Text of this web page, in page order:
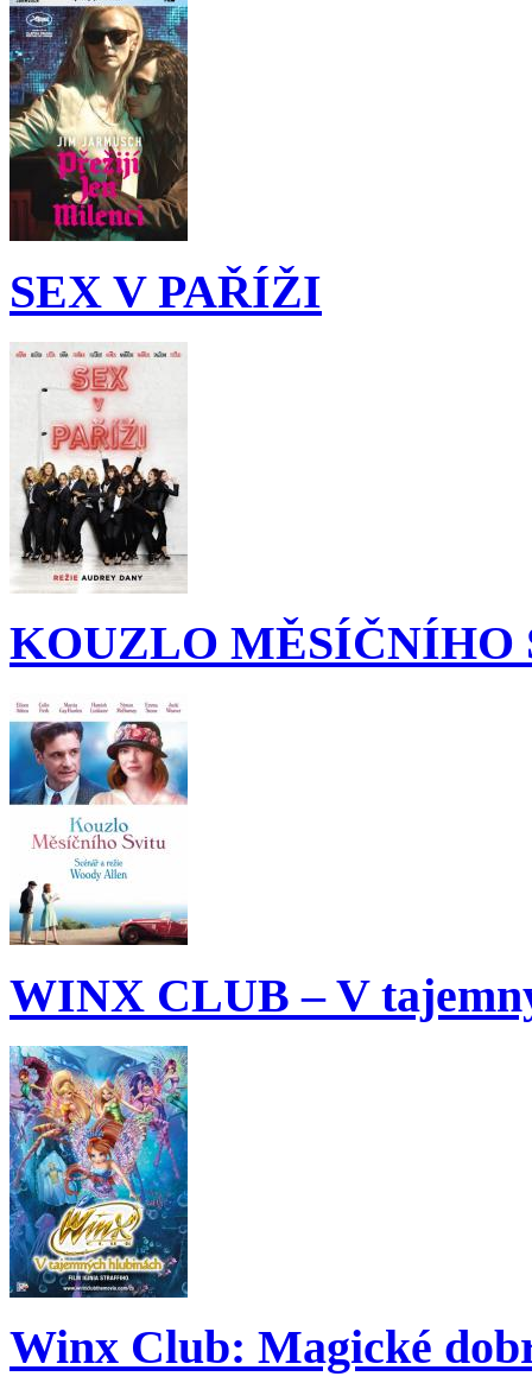
SEX V PAŘÍŽI
KOUZLO MĚSÍČNÍHO
WINX CLUB – V
Winx Club: Magické